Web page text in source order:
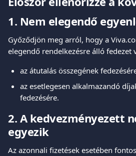
1. Nem elegendő
Győződjön meg arról, hogy a
elegendő rendelkezésre álló fedezet
az átutalás összegének
az esetlegesen alkalmazandó
fedezésére.
2. A kedvezményezett
egyezik
Az azonnali fizetések esetében